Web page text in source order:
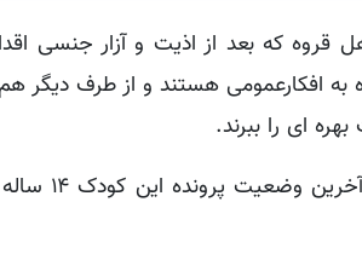
کردپرس، روند بررسی پرونده «فرید صادقی» کودک ۱۴ ساله اهل قروه که بعد از اذیت و آزار
به افکارعمومی هستند و از طرف دیگر
ای را ببرند.
در همین زمینه وکلای خانواده «فرید صادقی» در